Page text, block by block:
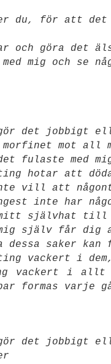
du, för att det
och göra det
mig och se
det jobbigt
mot all
fulaste med
hotar att
vill att
inte har
mitt självhat till
mig själv får dig
dessa saker
vackert i
vackert i
formas varje
det jobbigt